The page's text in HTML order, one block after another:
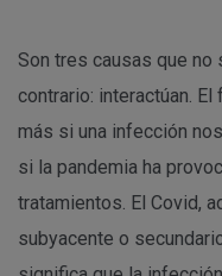
Son tres causas que no
contrario: interactúan.
más si una infección
si la pandemia ha
tratamientos. El Covid,
subyacente o